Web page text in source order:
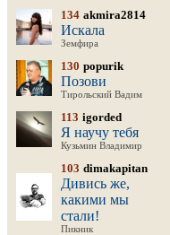
134 akmira2814
Искала
Земфира
130 popurik
Позови
Тирольский Вадим
113 igorded
Я научу тебя
Кузьмин Владимир
103 dimakapitan
Дивись же,
какими мы
стали!
Пикник